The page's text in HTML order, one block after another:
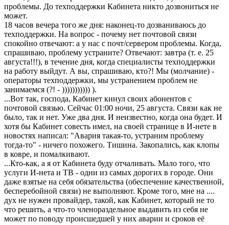
проблемы. До техподдержки Кабинета никто дозвониться не
может.
18 часов вечера того же дня: наконец-то дозваниваюсь до
техподдержки. На вопрос - почему нет почтовой связи
спокойно отвечают: а у нас с почт/сервером проблемы. Когда,
спрашиваю, проблему устраните? Отвечают: завтра (т. е. 25
августа!!!), в течение дня, когда специалисты техподдержки
на работу выйдут. А вы, спрашиваю, кто?! Мы (молчание) -
операторы техподдержки, мы устранением проблем не
занимаемся (?! - ))))))))))) ).
...Вот так, господа, Кабинет кинул своих абонентов с
почтовой связью. Сейчас 01:00 ночи, 25 августа. Связи как не
было, так и нет. Уже два дня. И неизвестно, когда она будет. И
хотя бы Кабинет совесть имел, на своей странице в И-нете в
новостях написал: "Авария такая-то, устраним проблему
тогда-то" - ничего похожего. Тишина. Закопались, как клопы
в ковре, и помалкивают.
...Кто-как, а я от Кабинета буду отчаливать. Мало того, что
услуги И-нета и ТВ - одни из самых дорогих в городе. Они
даже взятые на себя обязательства (обеспечение качественной,
бесперебойной связи) не выполняют. Кроме того, мне на ....
дух не нужен провайдер, такой, как Кабинет, который не то
что решить, а что-то членораздельное выдавить из себя не
может по поводу происшедшей у них аварии и сроков её